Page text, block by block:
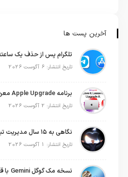
آخرین پست ها
تلگرام پس از حذف یک
تاریخ انتشار: 6 آگوست 2026
تاریخ انتشار: 2 آگوست 2026
نگاهی به ۱۵ سال مدیریت تیم کوک در اپل
تاریخ انتشار: 1 آگوست 2026